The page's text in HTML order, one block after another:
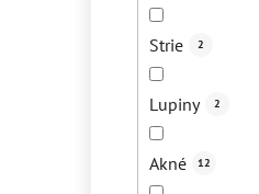
Strie 2
Lupiny 2
Akné 12